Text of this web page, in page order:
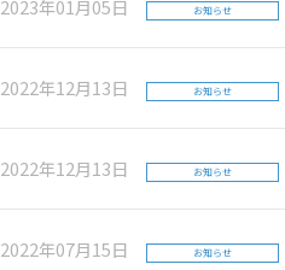
2023年01月05日 お知らせ
2022年12月13日 お知らせ
2022年12月13日 お知らせ
2022年07月15日 お知らせ